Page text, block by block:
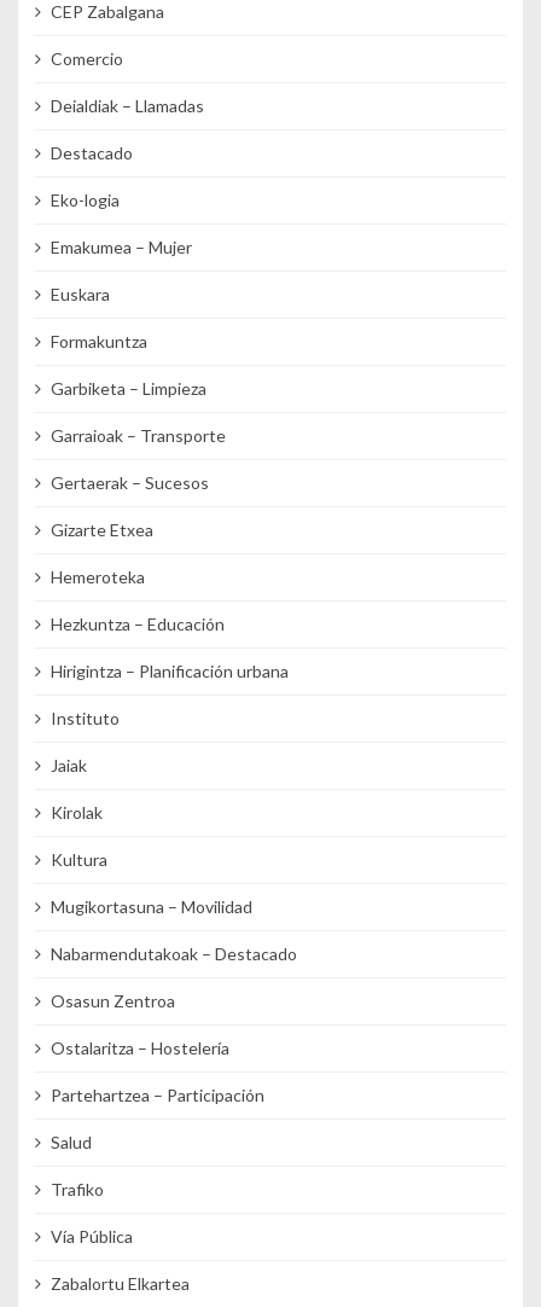
CEP Zabalgana
Comercio
Deialdiak – Llamadas
Destacado
Eko-logia
Emakumea – Mujer
Euskara
Formakuntza
Garbiketa – Limpieza
Garraioak – Transporte
Gertaerak – Sucesos
Gizarte Etxea
Hemeroteka
Hezkuntza – Educación
Hirigintza – Planificación urbana
Instituto
Jaiak
Kirolak
Kultura
Mugikortasuna – Movilidad
Nabarmendutakoak – Destacado
Osasun Zentroa
Ostalaritza – Hostelería
Partehartzea – Participación
Salud
Trafiko
Vía Pública
Zabalortu Elkartea